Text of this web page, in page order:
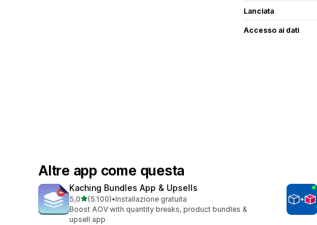
Lanciata
Accesso ai dati
Altre app come questa
Kaching Bundles App & Upsells
5,0stelle su 5
(5.100)
5100 recensioni totali
•Installazione gratuita
Boost AOV with quantity breaks, product bundles &
upsell app